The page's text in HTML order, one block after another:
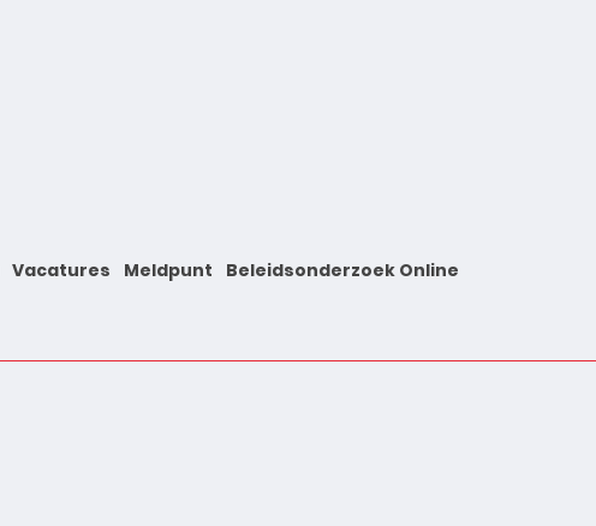
Vacatures Meldpunt Beleidsonderzoek Online